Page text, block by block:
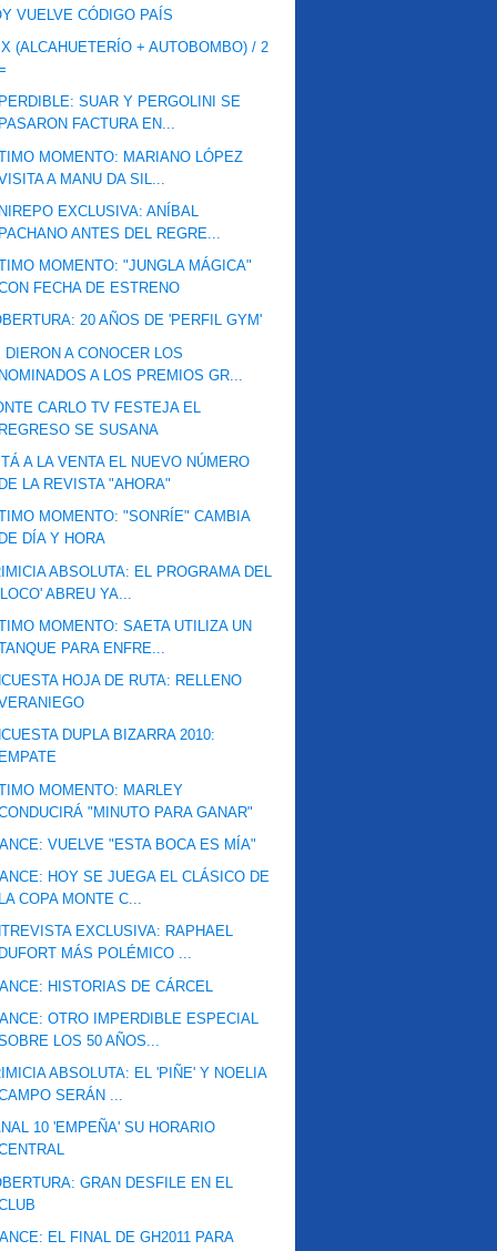
VUELVE CÓDIGO PAÍS
(ALCAHUETERÍO + AUTOBOMBO) / 2
SUAR Y PERGOLINI SE
FACTURA EN...
MOMENTO: MARIANO LÓPEZ
A MANU DA SIL...
EXCLUSIVA: ANÍBAL
ANTES DEL REGRE...
MOMENTO: "JUNGLA MÁGICA"
FECHA DE ESTRENO
20 AÑOS DE 'PERFIL GYM'
DIERON A CONOCER LOS
A LOS PREMIOS GR...
CARLO TV FESTEJA EL
SE SUSANA
A LA VENTA EL NUEVO NÚMERO
LA REVISTA "AHORA"
MOMENTO: "SONRÍE" CAMBIA
DÍA Y HORA
ABSOLUTA: EL PROGRAMA DEL
ABREU YA...
MOMENTO: SAETA UTILIZA UN
PARA ENFRE...
HOJA DE RUTA: RELLENO
DUPLA BIZARRA 2010:
MOMENTO: MARLEY
"MINUTO PARA GANAR"
VUELVE "ESTA BOCA ES MÍA"
HOY SE JUEGA EL CLÁSICO DE
COPA MONTE C...
EXCLUSIVA: RAPHAEL
MÁS POLÉMICO ...
HISTORIAS DE CÁRCEL
OTRO IMPERDIBLE ESPECIAL
LOS 50 AÑOS...
ABSOLUTA: EL 'PIÑE' Y NOELIA
SERÁN ...
10 'EMPEÑA' SU HORARIO
GRAN DESFILE EN EL
EL FINAL DE GH2011 PARA